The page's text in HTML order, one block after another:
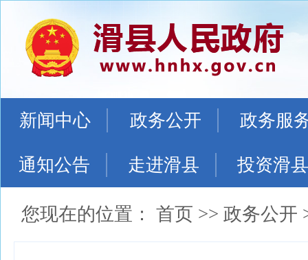
新闻中心 政务公开 政务服
通知公告 走进滑县 投资滑县
您现在的位置： 首页 >> 政务公开